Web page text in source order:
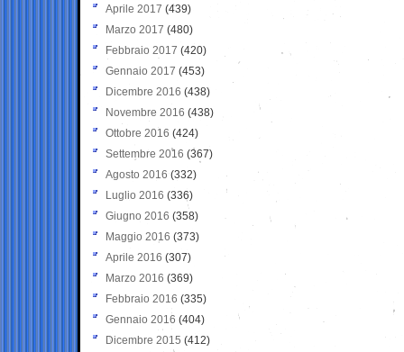
Aprile 2017 (439)
Marzo 2017 (480)
Febbraio 2017 (420)
Gennaio 2017 (453)
Dicembre 2016 (438)
Novembre 2016 (438)
Ottobre 2016 (424)
Settembre 2016 (367)
Agosto 2016 (332)
Luglio 2016 (336)
Giugno 2016 (358)
Maggio 2016 (373)
Aprile 2016 (307)
Marzo 2016 (369)
Febbraio 2016 (335)
Gennaio 2016 (404)
Dicembre 2015 (412)